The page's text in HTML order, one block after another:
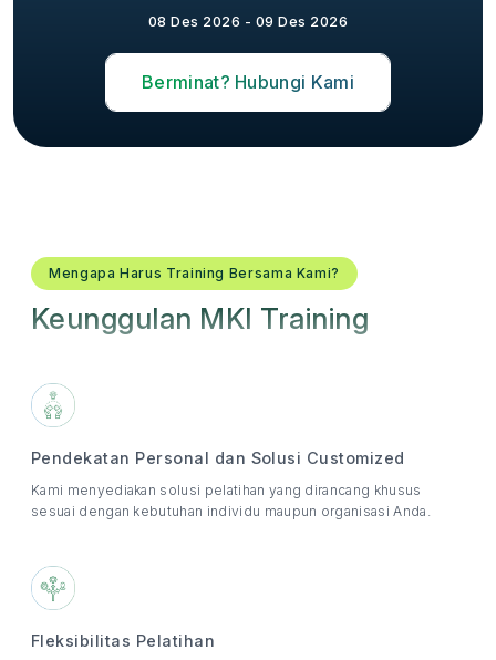
08 Des 2026 - 09 Des 2026
Berminat? Hubungi Kami
Mengapa Harus Training Bersama Kami?
Keunggulan MKI Training
Pendekatan Personal dan Solusi Customized
Kami menyediakan solusi pelatihan yang dirancang khusus
sesuai dengan kebutuhan individu maupun organisasi Anda.
Fleksibilitas Pelatihan